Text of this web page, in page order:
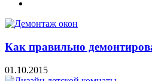
Как правильно
01.10.2015